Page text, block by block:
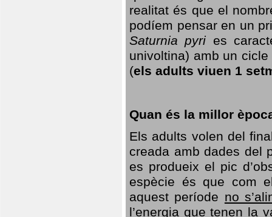
realitat és que el
podíem pensar en un
Saturnia pyri es
univoltina) amb un
(els adults viuen 1
Quan és la millor
Els adults volen del
creada amb dades del
es produeix el pic
espècie és que com
aquest període no
l’energia que tenen la